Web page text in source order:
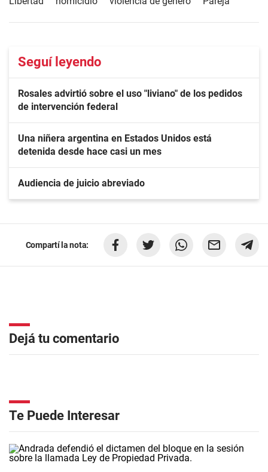
Seguí leyendo
Rosales advirtió sobre el uso "liviano" de los pedidos
de intervención federal
Una niñera argentina en Estados Unidos está
detenida desde hace casi un mes
Audiencia de juicio abreviado
Compartí la nota:
Dejá tu comentario
Te Puede Interesar